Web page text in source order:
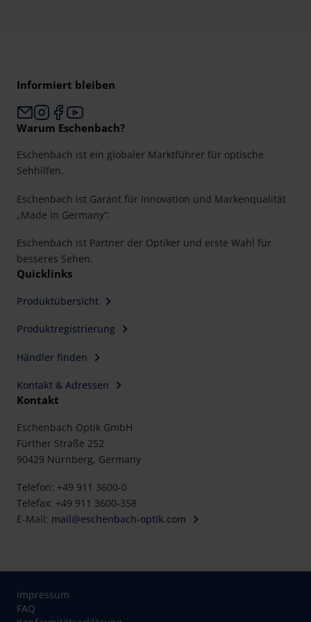
Informiert bleiben
Warum Eschenbach?
Eschenbach ist ein globaler Marktführer für optische
Sehhilfen.
Eschenbach ist Garant für Innovation und Markenqualität
„Made in Germany“.
Eschenbach ist Partner der Optiker und erste Wahl für
besseres Sehen.
Quicklinks
Produktübersicht
Produktregistrierung
Händler finden
Kontakt & Adressen
Kontakt
Eschenbach Optik GmbH
Fürther Straße 252
90429 Nürnberg, Germany
Telefon: +49 911 3600-0
Telefax: +49 911 3600-358
E-Mail: mail@eschenbach-optik.com
Impressum
FAQ